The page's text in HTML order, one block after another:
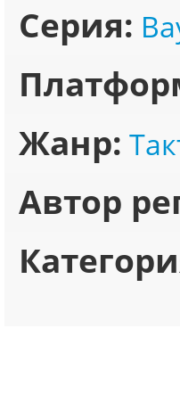
Серия:
Жанр:
Автор